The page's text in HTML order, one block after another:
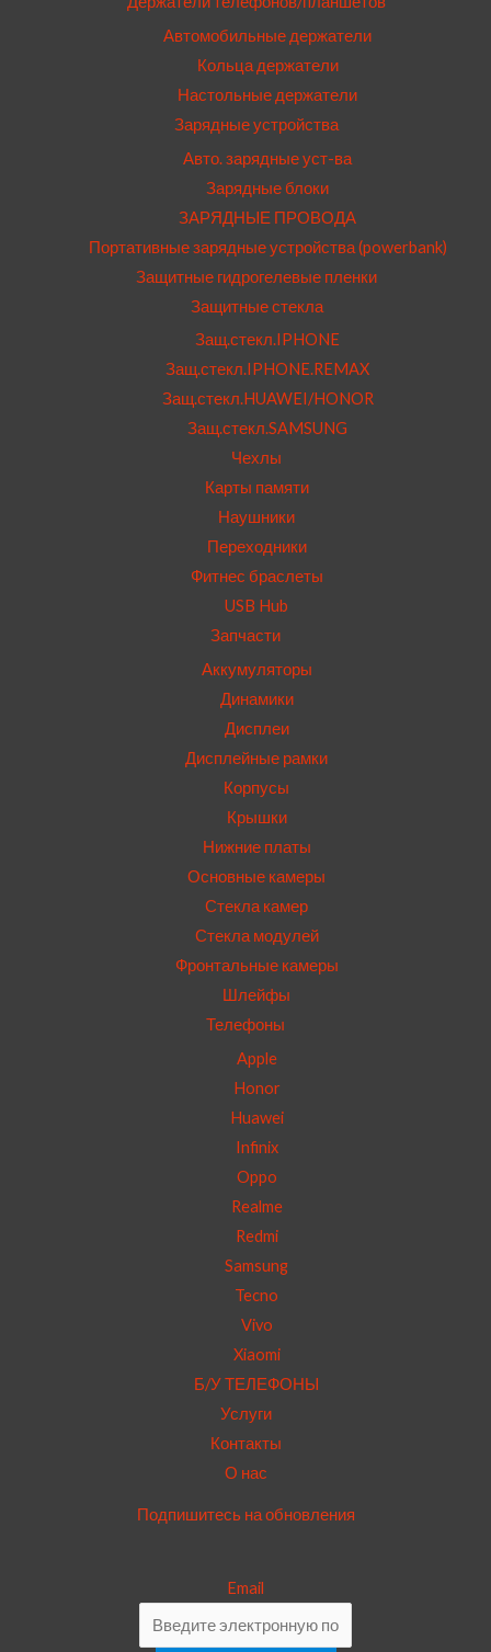
Автомобильные держатели
Кольца держатели
Настольные держатели
Зарядные устройства
Авто. зарядные уст-ва
Зарядные блоки
ЗАРЯДНЫЕ ПРОВОДА
Портативные зарядные устройства (powerbank)
Защитные гидрогелевые пленки
Защитные стекла
Защ.стекл.IPHONE
Защ.стекл.IPHONE.REMAX
Защ.стекл.HUAWEI/HONOR
Защ.стекл.SAMSUNG
Чехлы
Карты памяти
Наушники
Переходники
Фитнес браслеты
USB Hub
Запчасти
Аккумуляторы
Динамики
Дисплеи
Дисплейные рамки
Корпусы
Крышки
Нижние платы
Основные камеры
Стекла камер
Стекла модулей
Фронтальные камеры
Шлейфы
Телефоны
Apple
Honor
Huawei
Infinix
Oppo
Realme
Redmi
Samsung
Tecno
Vivo
Xiaomi
Б/У ТЕЛЕФОНЫ
Услуги
Контакты
О нас
Подпишитесь на обновления
Email